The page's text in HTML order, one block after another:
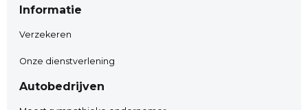
Informatie
Verzekeren
Onze dienstverlening
Autobedrijven